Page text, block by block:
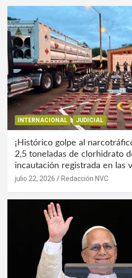
INTERNACIONAL JUDICIAL
¡Histórico golpe al
2,5 toneladas de clorhidrato
incautación registrada en las
julio 22, 2026 Redacción NVC